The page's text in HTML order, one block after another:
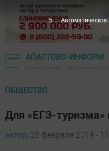
АПАСТОВО-ИНФОРМ
ОБЩЕСТВО
Для «ЕГЭ-
автор, 28 февраля 2014 -
4